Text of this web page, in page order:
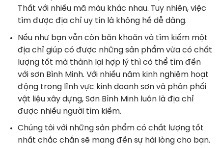
Thất với nhiều mã màu khác nhau. Tuy nhiên, việc
tìm được địa chỉ uy tín là không hề dễ dàng.
Nếu như bạn vẫn còn băn khoăn và tìm kiếm một
địa chỉ giúp có được những sản phẩm vừa có chất
lượng tốt mà thành lại hợp lý thì có thể tìm đến
với sơn Bình Minh. Với nhiều năm kinh nghiệm hoạt
động trong lĩnh vực kinh doanh sơn và phân phối
vật liệu xây dựng, Sơn Bình Minh luôn là địa chỉ
được nhiều người tìm kiếm.
Chúng tôi với những sản phẩm có chất lượng tốt
nhất chắc chắn sẽ mang đến sự hài lòng cho bạn.